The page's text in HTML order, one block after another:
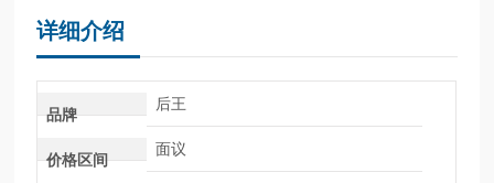
详细介绍
品牌
后王
价格区间
面议